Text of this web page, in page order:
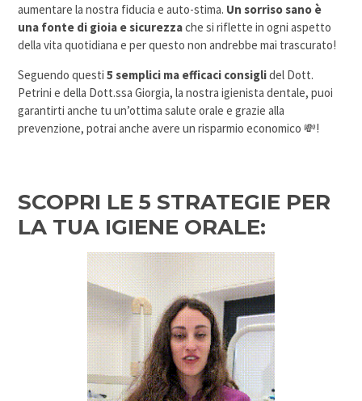
aumentare la nostra fiducia e auto-stima. Un sorriso sano è
una fonte di gioia e sicurezzache si riflette in ogni aspetto
della vita quotidiana e per questo non andrebbe mai trascurato!
Seguendo questi5 semplici ma efficaci consiglidel Dott.
Petrini e della Dott.ssa Giorgia, la nostra igienista dentale, puoi
garantirti anche tu un’ottima salute orale e grazie alla
prevenzione, potrai anche avere un risparmio economico 💸!
SCOPRI LE 5 STRATEGIE PER
LA TUA IGIENE ORALE: